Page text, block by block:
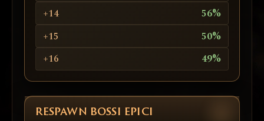
+14
56%
+15
50%
+16
49%
RESPAWN BOSSI EPICI